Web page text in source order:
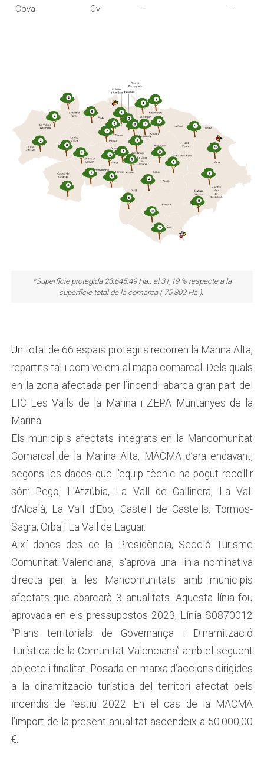
Cova Cv -- --
*Superfície protegida 23.645,49 Ha., el 31,19 % respecte a la
superfície total de la comarca ( 75.802 Ha ).
Un total de 66 espais protegits recorren la Marina Alta,
repartits tal i com veiem al mapa comarcal. Dels quals
en la zona afectada per l’incendi abarca gran part del
LIC Les Valls de la Marina i ZEPA Muntanyes de la
Marina.
Els municipis afectats integrats en la Mancomunitat
Comarcal de la Marina Alta, MACMA d’ara endavant,
segons les dades que l'equip tècnic ha pogut recollir
són: Pego, L'Atzúbia, La Vall de Gallinera, La Vall
d’Alcalà, La Vall d’Ebo, Castell de Castells, Tormos-
Sagra, Orba i La Vall de Laguar.
Així doncs des de la Presidència, Secció Turisme
Comunitat Valenciana, s'aprovà una línia nominativa
directa per a les Mancomunitats amb municipis
afectats que abarcarà 3 anualitats. Aquesta línia fou
aprovada en els pressupostos 2023, Línia S0870012
“Plans territorials de Governança i Dinamització
Turística de la Comunitat Valenciana” amb el següent
objecte i finalitat: Posada en marxa d’accions dirigides
a la dinamització turística del territori afectat pels
incendis de l’estiu 2022. En el cas de la MACMA
l’import de la present anualitat ascendeix a 50.000,00
€.